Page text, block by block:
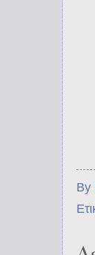
By